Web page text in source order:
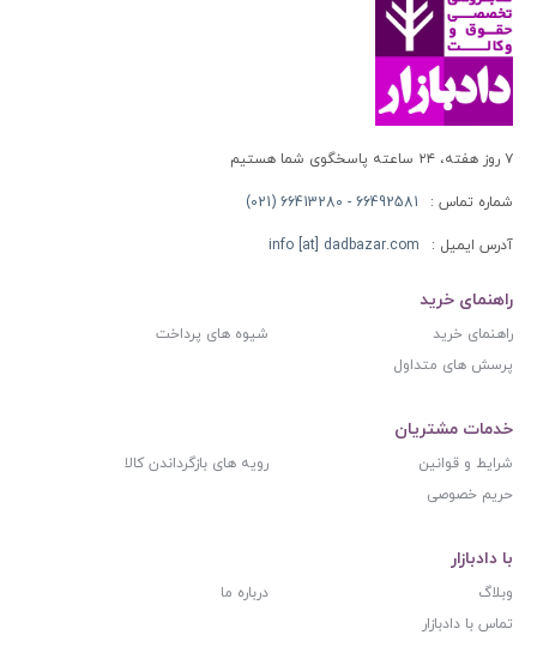
۷ روز هفته، ۲۴ ساعته پاسخگوی شما هستیم
شماره تماس : 66492581 - 66413280 (021)
آدرس ایمیل : info [at] dadbazar.com
راهنمای خرید
راهنمای خرید
شیوه های پرداخت
پرسش های متداول
خدمات مشتریان
شرایط و قوانین
رویه های بازگرداندن کالا
حریم خصوصی
با دادبازار
وبلاگ
درباره ما
تماس با دادبازار